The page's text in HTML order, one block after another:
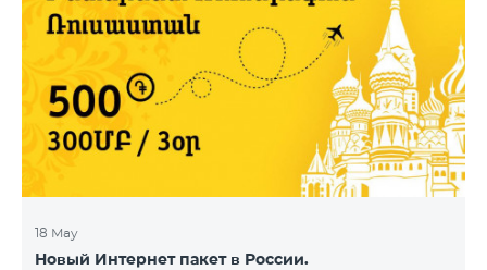
18 May
Новый Интернет пакет в России.